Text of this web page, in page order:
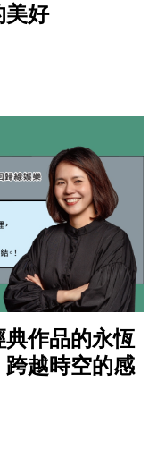
美好
作品的永恆
越時空的感